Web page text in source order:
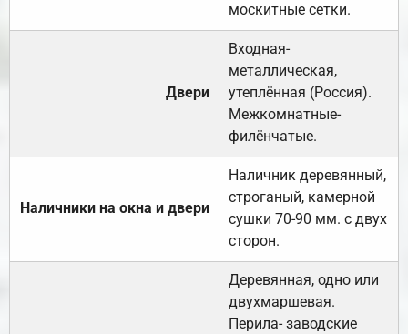
москитные сетки.
Двери
Входная-
металлическая,
утеплённая (Россия).
Межкомнатные-
филёнчатые.
Наличники на окна и двери
Наличник деревянный,
строганый, камерной
сушки 70-90 мм. с двух
сторон.
Деревянная, одно или
двухмаршевая.
Перила- заводские